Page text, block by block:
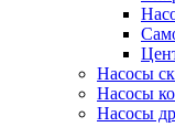
Насосы
Насосы
Насосы